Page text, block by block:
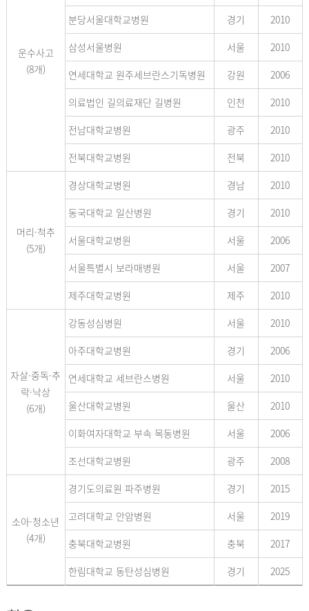
운수사고
(8개)
분당서울대학교병원
경기
2010
삼성서울병원
서울
2010
연세대학교 원주세브란스기독병원
강원
2006
의료법인 길의료재단 길병원
인천
2010
전남대학교병원
광주
2010
전북대학교병원
전북 2010
머리·척추
(5개)
경상대학교병원 경남
2010
동국대학교 일산병원
경기
2010
서울대학교병원
서울
2006
서울특별시 보라매병원
서울
2007
제주대학교병원
제주 2010
자살·중독·추
락·낙상
(6개)
강동성심병원 서울
2010
아주대학교병원
경기
2006
연세대학교 세브란스병원
서울
2010
울산대학교병원
울산
2010
이화여자대학교 부속 목동병원
서울
2006
조선대학교병원
광주 2008
소아·청소년
(4개)
경기도의료원 파주병원 경기
2015
고려대학교 안암병원
서울
2019
충북대학교병원
충북
2017
한림대학교 동탄성심병원
경기 2025